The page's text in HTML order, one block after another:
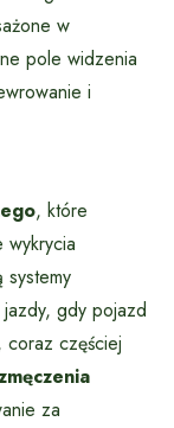
w
pole widzenia
i
, które
wykrycia
systemy
gdy pojazd
coraz częściej
za